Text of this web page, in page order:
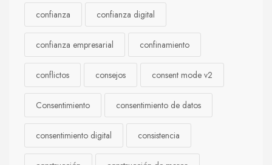
confianza confianza digital
confianza empresarial confinamiento
conflictos consejos consent mode v2
Consentimiento consentimiento de datos
consentimiento digital consistencia